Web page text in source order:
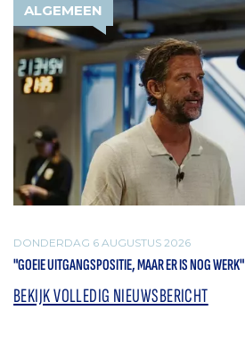
ALGEMEEN
DONDERDAG 6 AUGUSTUS 2026
"GOEIE UITGANGSPOSITIE, MAAR ER IS NOG WERK"
BEKIJK VOLLEDIG NIEUWSBERICHT